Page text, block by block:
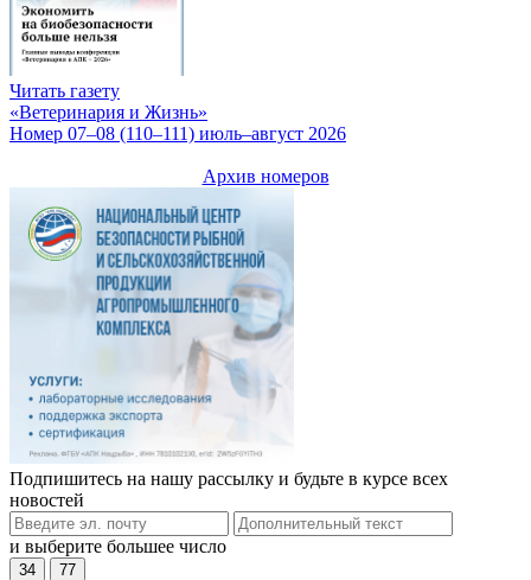
Читать газету
«Ветеринария и Жизнь»
Номер 07–08 (110–111) июль–август 2026
Архив номеров
Подпишитесь на нашу рассылку и будьте в курсе всех
новостей
и выберите большее число
34 77